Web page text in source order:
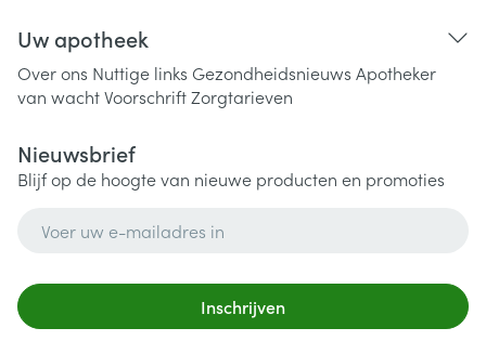
Uw apotheek
Over ons Nuttige links Gezondheidsnieuws Apotheker
van wachtVoorschriftZorgtarieven
Nieuwsbrief
Blijf op de hoogte van nieuwe producten en promoties
Inschrijven